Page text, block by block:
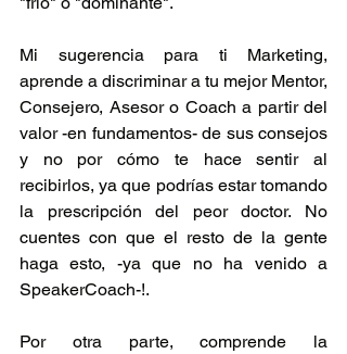
Mi sugerencia para ti Marketing,
aprende a discriminar a tu mejor Mentor,
Consejero, Asesor o Coach a partir del
valor -en fundamentos- de sus consejos
y no por cómo te hace sentir al
recibirlos, ya que podrías estar tomando
la prescripción del peor doctor. No
cuentes con que el resto de la gente
haga esto, -ya que no ha venido a
SpeakerCoach-!.
Por otra parte, comprende la